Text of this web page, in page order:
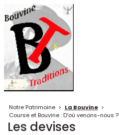
Notre Patrimoine > La Bouvine >
Course et Bouvine : D’où venons-nous ?
Les devises